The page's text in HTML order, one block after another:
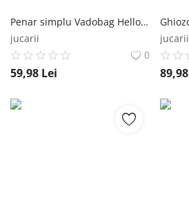
Penar simplu Vadobag Hello Kitty Follow The Rainbow 22 x 9 x 8 cm Vadobag
jucarii
0
59,98 Lei
jucarii
89,98